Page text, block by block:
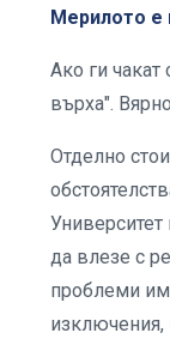
Мерилото е
Ако ги чакат
върха".
Отделно
да влезе с
проблеми
изключения,